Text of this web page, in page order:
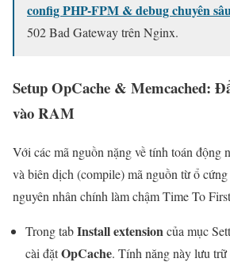
config PHP-FPM & debug chuyên
502 Bad Gateway trên Nginx.
Setup OpCache & Memcached:
vào RAM
Với các mã nguồn nặng về tính toán động
và biên dịch (compile) mã nguồn từ ổ
nguyên nhân chính làm chậm Time To
Trong tabInstall extensioncủa mục
cài đặtOpCache. Tính năng này lưu